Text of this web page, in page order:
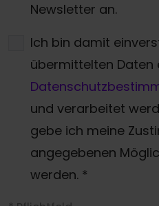
Newsletter an.
Ich bin damit
übermittelten Daten
und verarbeitet
gebe ich meine
angegebenen
werden. *